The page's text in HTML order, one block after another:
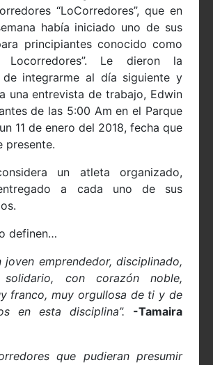
“LoCorredores”, que en
había iniciado uno de sus
principiantes conocido como
Locorredores”. Le dieron la
integrarme al día siguiente y
una entrevista de trabajo, Edwin
de las 5:00 Am en el Parque
11 de enero del 2018, fecha que
presente.
un atleta organizado,
a cada uno de sus
definen…
joven emprendedor, disciplinado,
solidario, con corazón noble,
franco, muy orgullosa de ti y de
en esta disciplina”. -Tamaira
que pudieran presumir